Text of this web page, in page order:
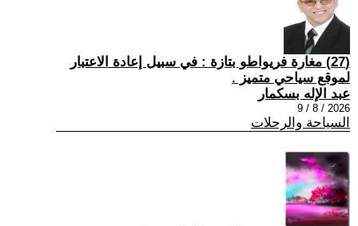
(27) مغارة فريواطو بتازة : في سبيل إعادة الاعتبار
لموقع سياحي متميز .
عبد الإله بسكمار
2026 / 8 / 9
السياحة والرحلات